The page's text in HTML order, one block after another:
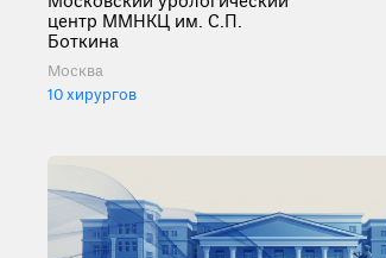
центр ММНКЦ им. С.П.
Боткина
Москва
10 хирургов